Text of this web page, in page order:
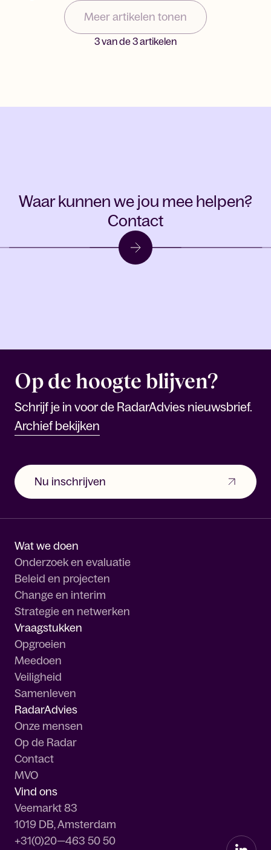
Meer artikelen tonen
3van de3artikelen
Waar kunnen we jou mee helpen?
Contact
Op de hoogte blijven?
Schrijf je in voor de RadarAdvies nieuwsbrief.
Archief bekijken
Nu inschrijven
Wat we doen
Onderzoek en evaluatie
Beleid en projecten
Change en interim
Strategie en netwerken
Vraagstukken
Opgroeien
Meedoen
Veiligheid
Samenleven
RadarAdvies
Onze mensen
Op de Radar
Contact
MVO
Vind ons
Veemarkt 83
1019 DB, Amsterdam
+31(0)20—463 50 50